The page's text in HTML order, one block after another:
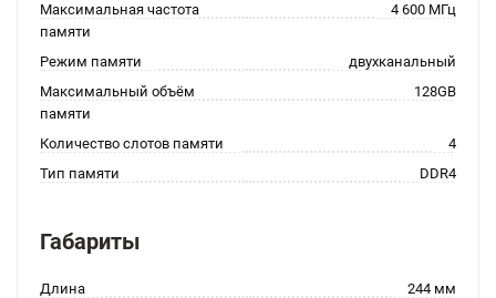
Максимальная частота
памяти
4 600 МГц
Режим памяти
двухканальный
Максимальный объём
памяти
128GB
Количество слотов памяти
4
Тип памяти
DDR4
Габариты
Длина
244 мм